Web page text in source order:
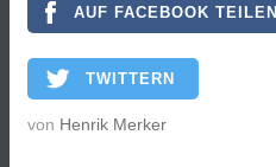
AUF FACEBOOK TEILEN
TWITTERN
von Henrik Merker